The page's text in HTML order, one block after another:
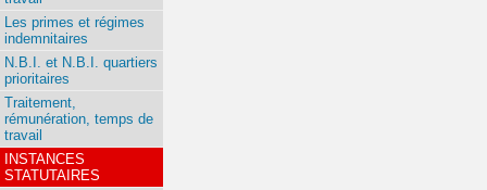
Les primes et régimes
indemnitaires
N.B.I. et N.B.I. quartiers
prioritaires
Traitement,
rémunération, temps de
travail
INSTANCES
STATUTAIRES